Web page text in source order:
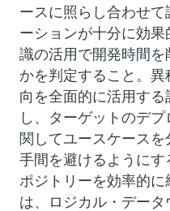
ースに照らし合わせて
ーションが十分に効
識の活用で開発時間を
かを判定すること。
向を全面的に活用す
し、ターゲットのデ
関してユースケース
手間を避けるようにす
ポジトリーを効率的
は、ロジカル・デー